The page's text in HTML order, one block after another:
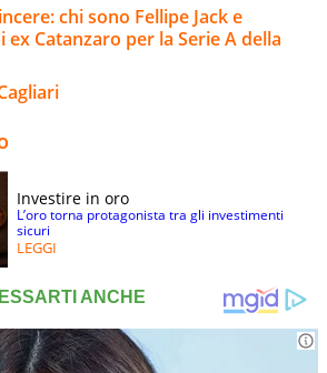
chi sono Fellipe Jack e
ex Catanzaro per la Serie A della
Investire in oro
L’oro torna protagonista tra gli investimenti
sicuri
LEGGI